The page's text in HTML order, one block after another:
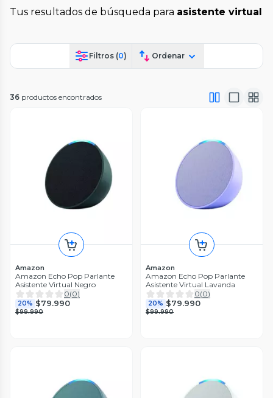
Tus resultados de búsqueda para asistente virtual
Filtros (0) Ordenar
36 productos encontrados
Amazon
Amazon Echo Pop Parlante
Asistente Virtual Negro
0(0)
20% $79.990
$99.990
Amazon
Amazon Echo Pop Parlante
Asistente Virtual Lavanda
0(0)
20% $79.990
$99.990